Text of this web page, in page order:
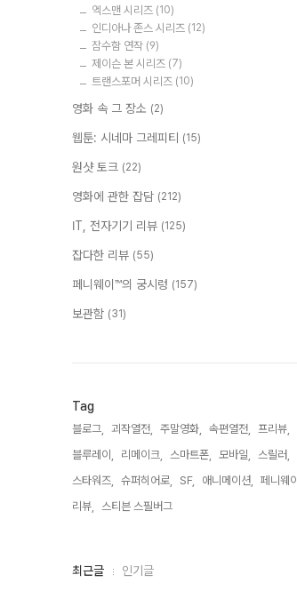
엑스맨 시리즈 (10)
인디아나 존스 시리즈 (12)
잠수함 연작 (9)
제이슨 본 시리즈 (7)
트랜스포머 시리즈 (10)
영화 속 그 장소 (2)
웹툰: 시네마 그레피티 (15)
원샷 토크 (22)
영화에 관한 잡담 (212)
IT, 전자기기 리뷰 (125)
잡다한 리뷰 (55)
페니웨이™의 궁시렁 (157)
보관함 (31)
Tag
블로그, 괴작열전, 주말영화, 속편열전, 프리뷰,
블루레이,
리메이크, 스마트폰, 모바일, 스릴러,
스타워즈,
슈퍼히어로, SF, 애니메이션, 페니웨이,
리뷰,
스티븐 스필버그,
최
최근글 인기글